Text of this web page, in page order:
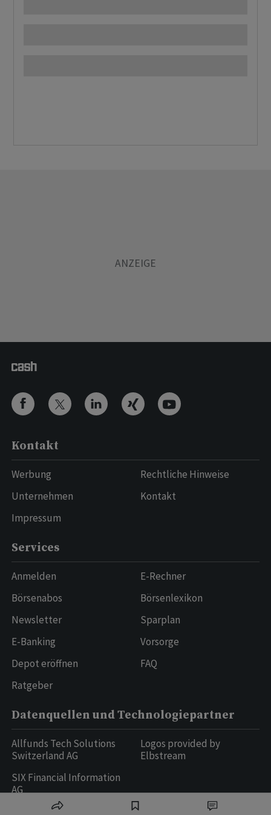
Kontakt
Werbung
Unternehmen
Impressum
Rechtliche Hinweise
Kontakt
Services
Anmelden
Börsenabos
Newsletter
E-Banking
Depot eröffnen
Ratgeber
E-Rechner
Börsenlexikon
Sparplan
Vorsorge
FAQ
Datenquellen und Technologiepartner
Allfunds Tech Solutions
Switzerland AG
SIX Financial Information
AG
Logos provided by
Elbstream